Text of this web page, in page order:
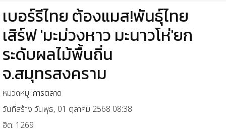
เบอร์รีไทย ต้องแมส!พันธุ์ไทย
เสิร์ฟ 'มะม่วงหาว มะนาวโห่'ยก
ระดับผลไม้พื้นถิ่น
จ.สมุทรสงคราม
หมวดหมู่: การตลาด
วันที่สร้าง วันพุธ, 01 ตุลาคม 2568 08:38
ฮิต: 1269